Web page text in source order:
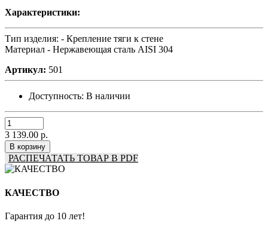
Характеристики:
Тип изделия: - Крепление тяги к стене
Материал - Нержавеющая сталь AISI 304
Артикул: 501
Доступность: В наличии
3 139.00 р.
В корзину
РАСПЕЧАТАТЬ ТОВАР В PDF
КАЧЕСТВО
Гарантия до 10 лет!